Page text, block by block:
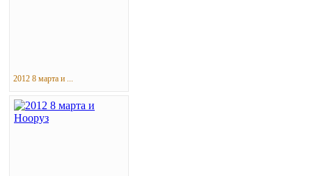
2012 8 марта и ...